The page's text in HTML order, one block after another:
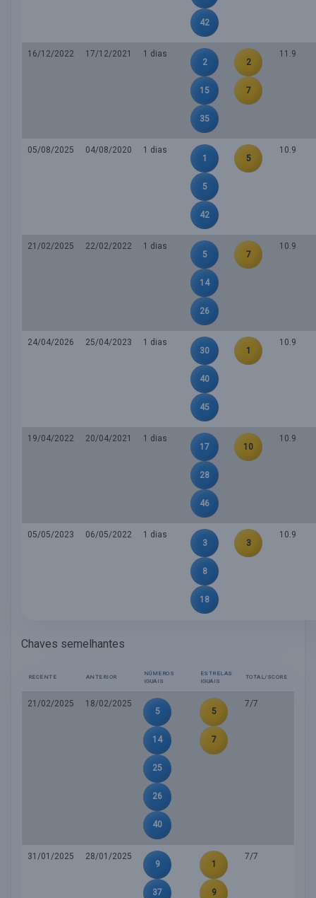
42
16/12/2022 17/12/2021
1 dias
2
15
35
2
7
11.9
05/08/2025 04/08/2020
1 dias
1
5
42
5
10.9
21/02/2025 22/02/2022
1 dias
5
14
26
7
10.9
24/04/2026 25/04/2023
1 dias
30
40
45
1
10.9
19/04/2022 20/04/2021
1 dias
17
28
46
10
10.9
05/05/2023 06/05/2022
1 dias
3
8
18
3
10.9
Chaves semelhantes
RECENTE ANTERIOR
NÚMEROS
IGUAIS
ESTRELAS
IGUAIS
TOTAL/SCORE
21/02/2025
18/02/2025
5
14
25
26
40
5
7
7/7
31/01/2025
28/01/2025
9
37
1
9
7/7